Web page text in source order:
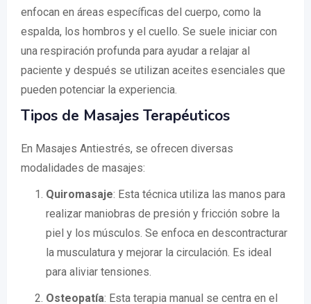
enfocan en áreas específicas del cuerpo, como la
espalda, los hombros y el cuello. Se suele iniciar con
una respiración profunda para ayudar a relajar al
paciente y después se utilizan aceites esenciales que
pueden potenciar la experiencia.
Tipos de Masajes Terapéuticos
En Masajes Antiestrés, se ofrecen diversas
modalidades de masajes:
Quiromasaje: Esta técnica utiliza las manos para
realizar maniobras de presión y fricción sobre la
piel y los músculos. Se enfoca en descontracturar
la musculatura y mejorar la circulación. Es ideal
para aliviar tensiones.
Osteopatía: Esta terapia manual se centra en el